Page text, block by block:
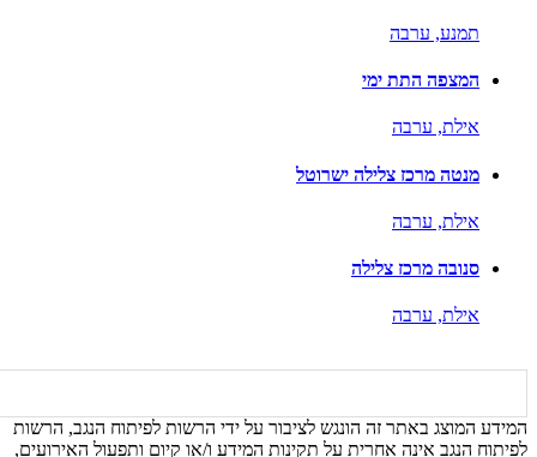
תמנע, ערבה
המצפה התת ימי
אילת, ערבה
מנטה מרכז צלילה ישרוטל
אילת, ערבה
סנובה מרכז צלילה
אילת, ערבה
המידע המוצג באתר זה הונגש לציבור על ידי הרשות לפיתוח הנגב, הרשות
לפיתוח הנגב אינה אחרית על תקינות המידע ו/או קיום ותפעול האירועים,